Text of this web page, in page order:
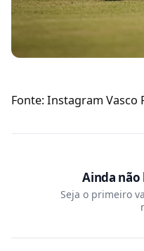
Fonte: Instagram Vasco
Ainda
Seja o primeiro